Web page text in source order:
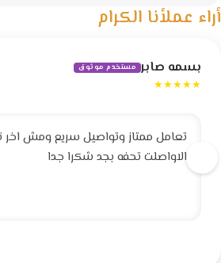
أراء عملأنا الكرام
بسمه صابر مستخدم موثوق
★★★★★
تعامل ممتاز وتواصيل سريع ومش اخر
الاواصلت تحفه بجد شكرا جدا